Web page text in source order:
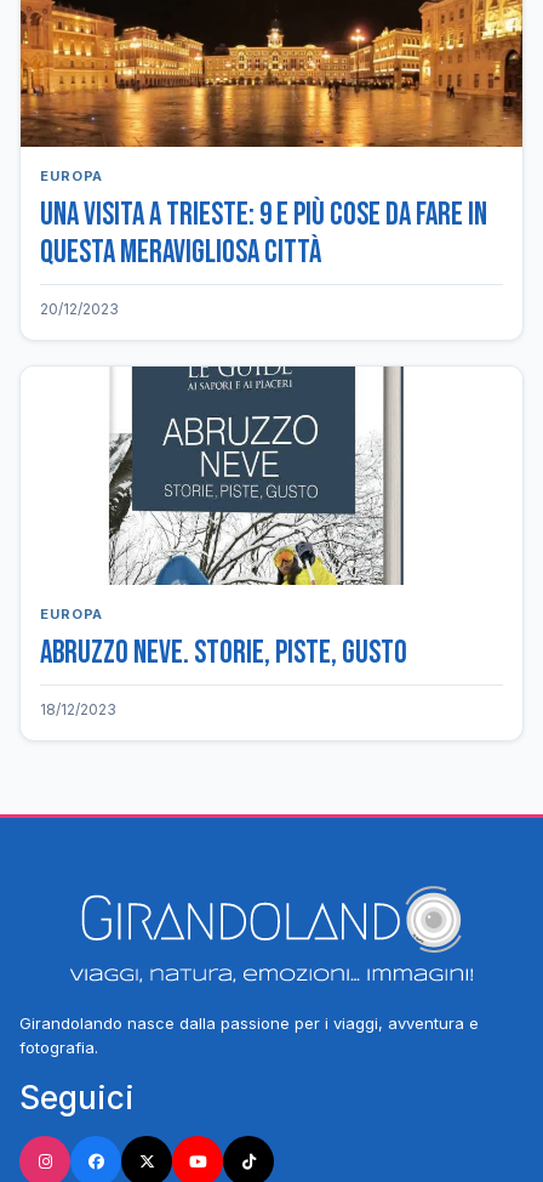
EUROPA
Una visita a Trieste: 9 e più cose da fare in
questa meravigliosa città
20/12/2023
EUROPA
Abruzzo neve. Storie, piste, gusto
18/12/2023
Girandolando nasce dalla passione per i viaggi, avventura e
fotografia.
Seguici